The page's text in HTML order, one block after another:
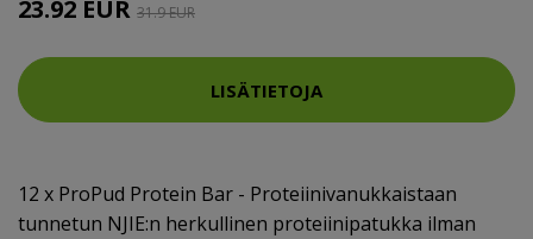
23.92 EUR 31.9 EUR
LISÄTIETOJA
12 x ProPud Protein Bar - Proteiinivanukkaistaan
tunnetun NJIE:n herkullinen proteiinipatukka ilman